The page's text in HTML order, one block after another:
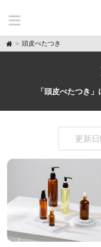
H
o
頭皮べたつき
「頭皮べたつき
更新